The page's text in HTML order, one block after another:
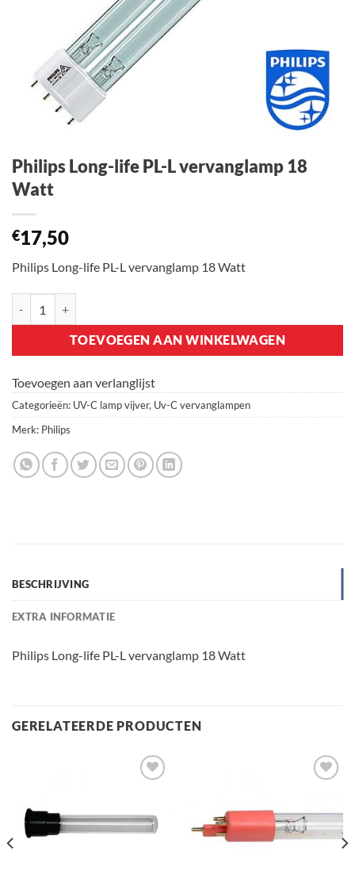
Philips Long-life PL-L vervanglamp 18
Watt
€17,50
Philips Long-life PL-L vervanglamp 18 Watt
TOEVOEGEN AAN WINKELWAGEN
Toevoegen aan verlanglijst
Categorieën: UV-C lamp vijver, Uv-C vervanglampen
Merk: Philips
BESCHRIJVING
EXTRA INFORMATIE
Philips Long-life PL-L vervanglamp 18 Watt
GERELATEERDE PRODUCTEN
verlanglijst
verlanglijst